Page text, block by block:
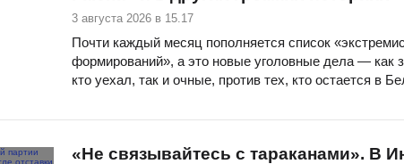
3 августа 2026 в 15.17
Почти каждый месяц пополняется список
формирований», а это новые уголовные дела — как
кто уехал, так и очные, против тех, кто остается в
«Не связывайтесь с тараканами». В